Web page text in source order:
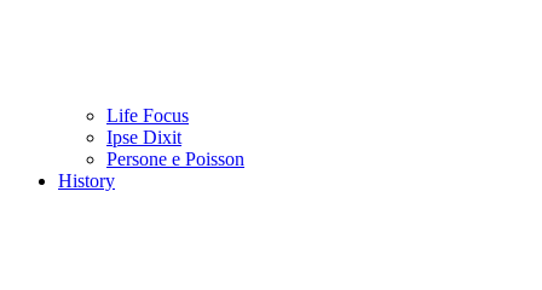
Life Focus
Ipse Dixit
Persone e Poisson
History